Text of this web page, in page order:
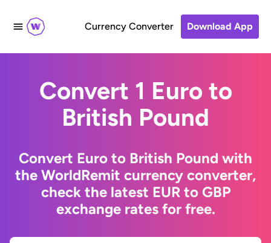
Currency Converter Download App
Convert 1 Euro to
British Pound
Convert Euro to British Pound with
the WorldRemit currency converter,
check the latest EUR to GBP
exchange rates for free.